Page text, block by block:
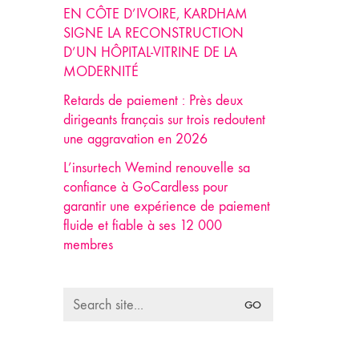
EN CÔTE D’IVOIRE, KARDHAM
SIGNE LA RECONSTRUCTION
D’UN HÔPITAL-VITRINE DE LA
MODERNITÉ
Retards de paiement : Près deux
dirigeants français sur trois redoutent
une aggravation en 2026
L’insurtech Wemind renouvelle sa
confiance à GoCardless pour
garantir une expérience de paiement
fluide et fiable à ses 12 000
membres
Search